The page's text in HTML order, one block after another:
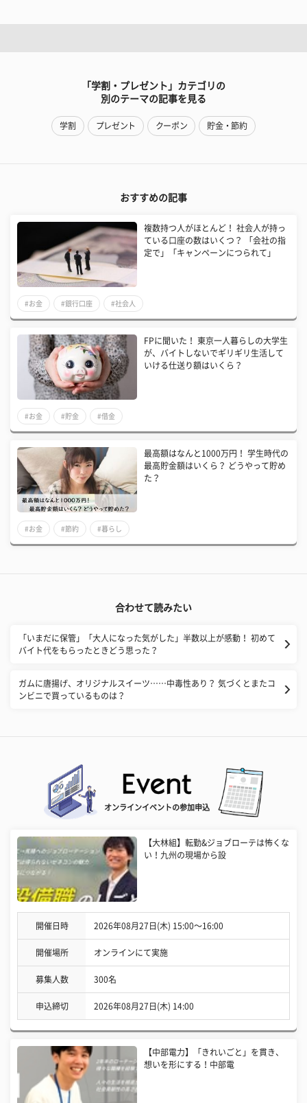
「学割・プレゼント」カテゴリの
別のテーマの記事を見る
学割 プレゼント クーポン 貯金・節約
おすすめの記事
複数持つ人がほとんど！ 社会人が持っ
ている口座の数はいくつ？ 「会社の指
定で」「キャンペーンにつられて」
#お金 #銀行口座 #社会人
FPに聞いた！ 東京一人暮らしの大学生
が、バイトしないでギリギリ生活して
いける仕送り額はいくら？
#お金 #貯金 #借金
最高額はなんと1000万円！ 学生時代の
最高貯金額はいくら？ どうやって貯め
た？
#お金 #節約 #暮らし
合わせて読みたい
「いまだに保管」「大人になった気がした」半数以上が感動！ 初めて
バイト代をもらったときどう思った？
ガムに唐揚げ、オリジナルスイーツ……中毒性あり？ 気づくとまたコ
ンビニで買っているものは？
オンラインイベントの参加申込
【大林組】転勤&ジョブローテは怖くな
い！九州の現場から設
開催日時 2026年08月27日(木) 15:00〜16:00
開催場所 オンラインにて実施
募集人数 300名
申込締切 2026年08月27日(木) 14:00
【中部電力】「きれいごと」を貫き、
想いを形にする！中部電